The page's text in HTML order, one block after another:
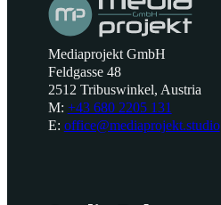
Mediaprojekt GmbH
Feldgasse 48
2512 Tribuswinkel, Austria
M: +43 680 2205 131
E: office@mediaprojekt.studio